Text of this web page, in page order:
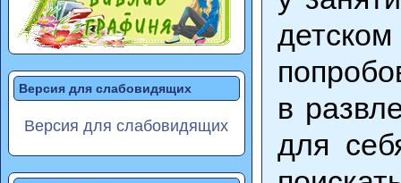
Версия для слабовидящих
Версия для слабовидящих
в
для